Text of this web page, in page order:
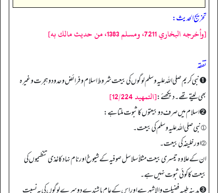
تخریج الحدیث:
[وأخرجه البخاري 7211، ومسلم 1383، من حديث مالك به]
تفقه
➊ نبی کریم صلی اللہ علیہ وسلم لوگوں کی بیعت شروط اسلام و فرائض و حدود و ہجرت وغیرہ
بھی لیتے تھے۔ دیکھئے:[التمهيد 12/224]
➋ اسلام میں صرف دو بیعتوں کا ثبوت ملتا ہے:
① نبی صلی اللہ علیہ وسلم کی بیعت۔
② اور خلیفہ کی بیعت۔
ان کے علاوہ تیسری بیعت مثلاً سلاسل صوفیہ کے شیوخ اور نام نہاد کاغذی تنظیموں کی
بیعت کا کوئی ثبوت نہیں ہے۔